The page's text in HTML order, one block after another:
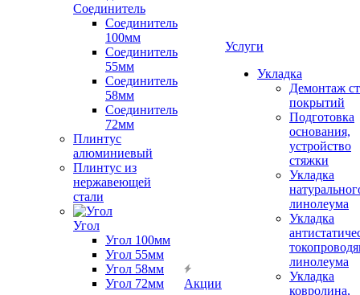
Соединитель
Соединитель
100мм
Соединитель
55мм
Соединитель
58мм
Соединитель
72мм
Плинтус
алюминиевый
Плинтус из
нержавеющей
стали
Угол
Угол 100мм
Угол 55мм
Угол 58мм
Угол 72мм
Акции
Услуги
Укладка
Демонтаж
покрытий
Подготовка
основания,
устройство
стяжки
Укладка
линолеума
Укладка
линолеума
Укладка
ковролина,